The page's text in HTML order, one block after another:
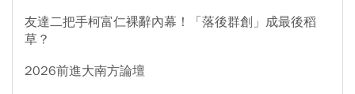
友達二把手柯富仁裸辭內幕！「落後群創」成最後稻
草？
2026前進大南方論壇